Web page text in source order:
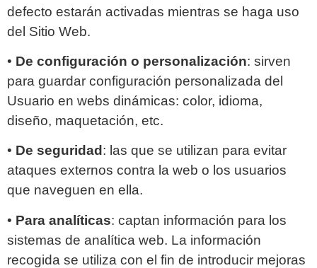
defecto estarán activadas mientras se haga uso
del Sitio Web.
• De configuración o personalización: sirven
para guardar configuración personalizada del
Usuario en webs dinámicas: color, idioma,
diseño, maquetación, etc.
• De seguridad : las que se utilizan para evitar
ataques externos contra la web o los usuarios
que naveguen en ella.
• Para analíticas: captan información para los
sistemas de analítica web. La información
recogida se utiliza con el fin de introducir mejoras